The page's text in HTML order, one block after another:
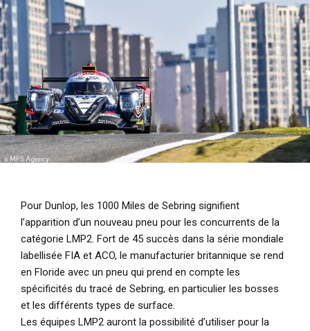
a
l
Pour Dunlop, les 1000 Miles de Sebring signifient
l’apparition d’un nouveau pneu pour les concurrents de la
catégorie LMP2. Fort de 45 succès dans la série mondiale
labellisée FIA et ACO, le manufacturier britannique se rend
en Floride avec un pneu qui prend en compte les
spécificités du tracé de Sebring, en particulier les bosses
et les différents types de surface.
Les équipes LMP2 auront la possibilité d’utiliser pour la